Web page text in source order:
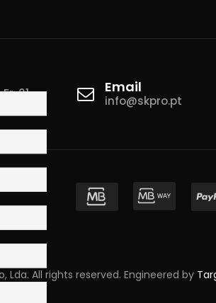
01
Email
info@skpro.pt
Lda. All rights reserved. Engineered by